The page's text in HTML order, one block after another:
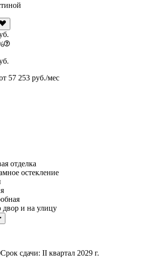
57 253 руб./мес
отделка
остекление
двор и на улицу
Срок сдачи: II квартал 2029 г.